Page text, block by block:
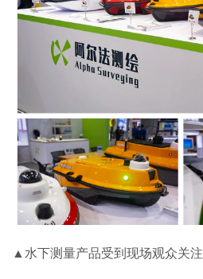
▲水下测量产品受到现场观众关注